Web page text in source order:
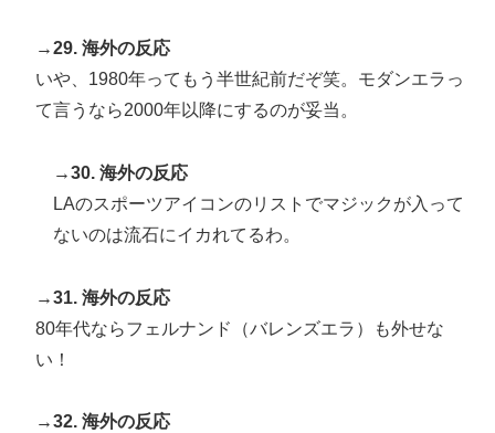
→29. 海外の反応
いや、1980年ってもう半世紀前だぞ笑。モダンエラっ
て言うなら2000年以降にするのが妥当。
→30. 海外の反応
LAのスポーツアイコンのリストでマジックが入って
ないのは流石にイカれてるわ。
→31. 海外の反応
80年代ならフェルナンド（バレンズエラ）も外せな
い！
→32. 海外の反応